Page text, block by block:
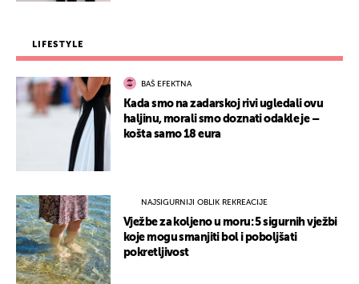
LIFESTYLE
BAŠ EFEKTNA
Kada smo na zadarskoj rivi ugledali ovu
haljinu, morali smo doznati odakle je –
košta samo 18 eura
NAJSIGURNIJI OBLIK REKREACIJE
Vježbe za koljeno u moru: 5 sigurnih vježbi
koje mogu smanjiti bol i poboljšati
pokretljivost